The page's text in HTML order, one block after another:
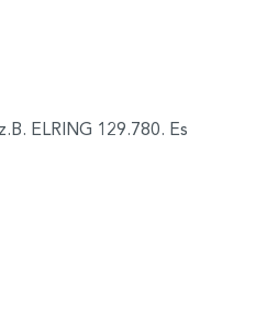
ELRING 129.780. Es